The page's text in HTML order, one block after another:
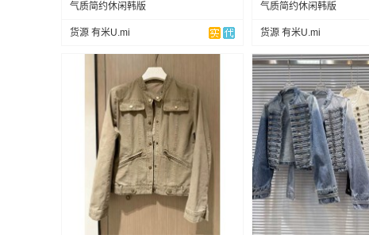
气质简约休闲韩版
货源 有米U.mi
气质简约休闲韩版
货源 有米U.mi